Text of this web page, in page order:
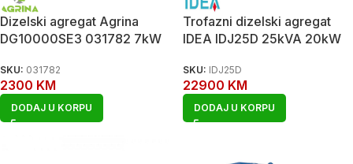
Dizelski agregat Agrina
DG10000SE3 031782 7kW
SKU: 031782
2300 KM
DODAJ U KORPU
Trofazni dizelski agregat
IDEA IDJ25D 25kVA 20kW
SKU: IDJ25D
22900 KM
DODAJ U KORPU